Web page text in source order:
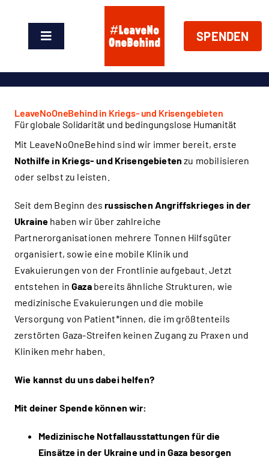
Toggle
News
Über Uns
Handeln
Spenden
SPENDEN
LeaveNoOneBehind in Kriegs- und Krisengebieten
Für globale Solidarität und bedingungslose Humanität
Mit LeaveNoOneBehind sind wir immer bereit, erste
Nothilfe in Kriegs- und Krisengebieten zu mobilisieren
oder selbst zu leisten.
Seit dem Beginn desrussischen Angriffskrieges in der
Ukraine haben wir über zahlreiche
Partnerorganisationen mehrere Tonnen Hilfsgüter
organisiert, sowie eine mobile Klinik und
Evakuierungen von der Frontlinie aufgebaut. Jetzt
entstehen inGazabereits ähnliche Strukturen, wie
medizinische Evakuierungen und die mobile
Versorgung von Patient*innen, die im größtenteils
zerstörten Gaza-Streifen keinen Zugang zu Praxen und
Kliniken mehr haben.
Wie kannst du uns dabei helfen?
Mit deiner Spende können wir:
Medizinische Notfallausstattungen für die
Einsätze in der Ukraine und in Gaza besorgen